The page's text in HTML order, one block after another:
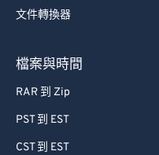
文件轉換器
檔案與時間
RAR 到 Zip
PST 到 EST
CST 到 EST